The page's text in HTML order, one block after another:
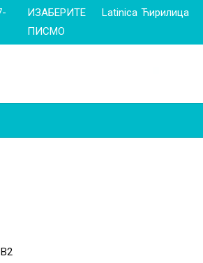
ИЗАБЕРИТЕ
ПИСМО
Latinica Ћирилица